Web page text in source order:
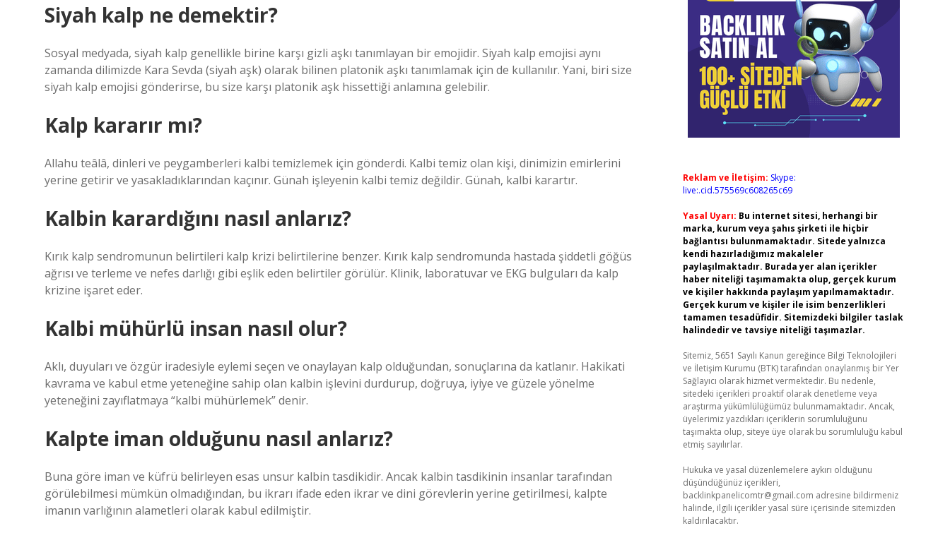
Siyah kalp ne demektir?
Sosyal medyada, siyah kalp genellikle birine karşı gizli aşkı tanımlayan bir emojidir. Siyah kalp emojisi aynı
zamanda dilimizde Kara Sevda (siyah aşk) olarak bilinen platonik aşkı tanımlamak için de kullanılır. Yani, biri size
siyah kalp emojisi gönderirse, bu size karşı platonik aşk hissettiği anlamına gelebilir.
Kalp kararır mı?
Allahu teâlâ, dinleri ve peygamberleri kalbi temizlemek için gönderdi. Kalbi temiz olan kişi, dinimizin emirlerini
yerine getirir ve yasakladıklarından kaçınır. Günah işleyenin kalbi temiz değildir. Günah, kalbi karartır.
Kalbin karardığını nasıl anlarız?
Kırık kalp sendromunun belirtileri kalp krizi belirtilerine benzer. Kırık kalp sendromunda hastada şiddetli göğüs
ağrısı ve terleme ve nefes darlığı gibi eşlik eden belirtiler görülür. Klinik, laboratuvar ve EKG bulguları da kalp
krizine işaret eder.
Kalbi mühürlü insan nasıl olur?
Aklı, duyuları ve özgür iradesiyle eylemi seçen ve onaylayan kalp olduğundan, sonuçlarına da katlanır. Hakikati
kavrama ve kabul etme yeteneğine sahip olan kalbin işlevini durdurup, doğruya, iyiye ve güzele yönelme
yeteneğini zayıflatmaya “kalbi mühürlemek” denir.
Kalpte iman olduğunu nasıl anlarız?
Buna göre iman ve küfrü belirleyen esas unsur kalbin tasdikidir. Ancak kalbin tasdikinin insanlar tarafından
görülebilmesi mümkün olmadığından, bu ikrarı ifade eden ikrar ve dini görevlerin yerine getirilmesi, kalpte
imanın varlığının alametleri olarak kabul edilmiştir.
Reklam ve İletişim: Skype:
live:.cid.575569c608265c69
Yasal Uyarı: Bu internet sitesi, herhangi bir
marka, kurum veya şahıs şirketi ile hiçbir
bağlantısı bulunmamaktadır. Sitede yalnızca
kendi hazırladığımız makaleler
paylaşılmaktadır. Burada yer alan içerikler
haber niteliği taşımamakta olup, gerçek kurum
ve kişiler hakkında paylaşım yapılmamaktadır.
Gerçek kurum ve kişiler ile isim benzerlikleri
tamamen tesadüfidir. Sitemizdeki bilgiler taslak
halindedir ve tavsiye niteliği taşımazlar.
Sitemiz, 5651 Sayılı Kanun gereğince Bilgi Teknolojileri
ve İletişim Kurumu (BTK) tarafından onaylanmış bir Yer
Sağlayıcı olarak hizmet vermektedir. Bu nedenle,
sitedeki içerikleri proaktif olarak denetleme veya
araştırma yükümlülüğümüz bulunmamaktadır. Ancak,
üyelerimiz yazdıkları içeriklerin sorumluluğunu
taşımakta olup, siteye üye olarak bu sorumluluğu kabul
etmiş sayılırlar.
Hukuka ve yasal düzenlemelere aykırı olduğunu
düşündüğünüz içerikleri,
backlinkpanelicomtr@gmail.com adresine bildirmeniz
halinde, ilgili içerikler yasal süre içerisinde sitemizden
kaldırılacaktır.